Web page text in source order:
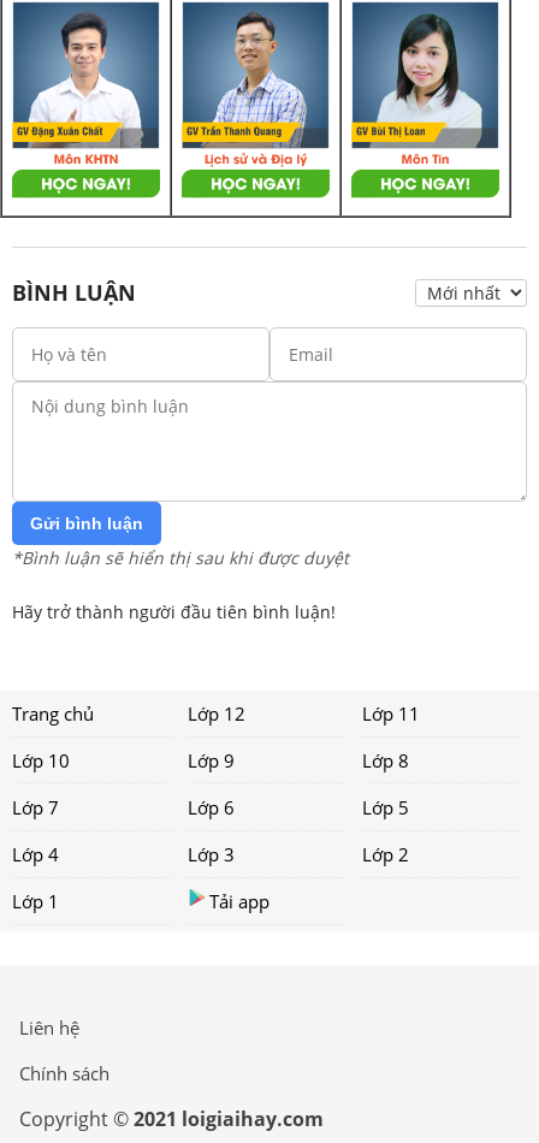
BÌNH LUẬN
Gửi bình luận
*Bình luận sẽ hiển thị sau khi được duyệt
Hãy trở thành người đầu tiên bình luận!
Trang chủ Lớp 12
Lớp 11
Lớp 10
Lớp 9
Lớp 8
Lớp 7
Lớp 6
Lớp 5
Lớp 4
Lớp 3
Lớp 2
Lớp 1
Tải app
Liên hệ
Chính sách
Copyright ©2021 loigiaihay.com